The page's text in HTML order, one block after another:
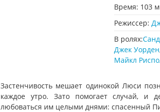
Время: 103
Режиссер:
В ролях:
Джек Уорден
Майкл
Застенчивость мешает одинокой Люси
каждое утро. Зато помогает случай, и
любоваться им целыми днями: спасенный